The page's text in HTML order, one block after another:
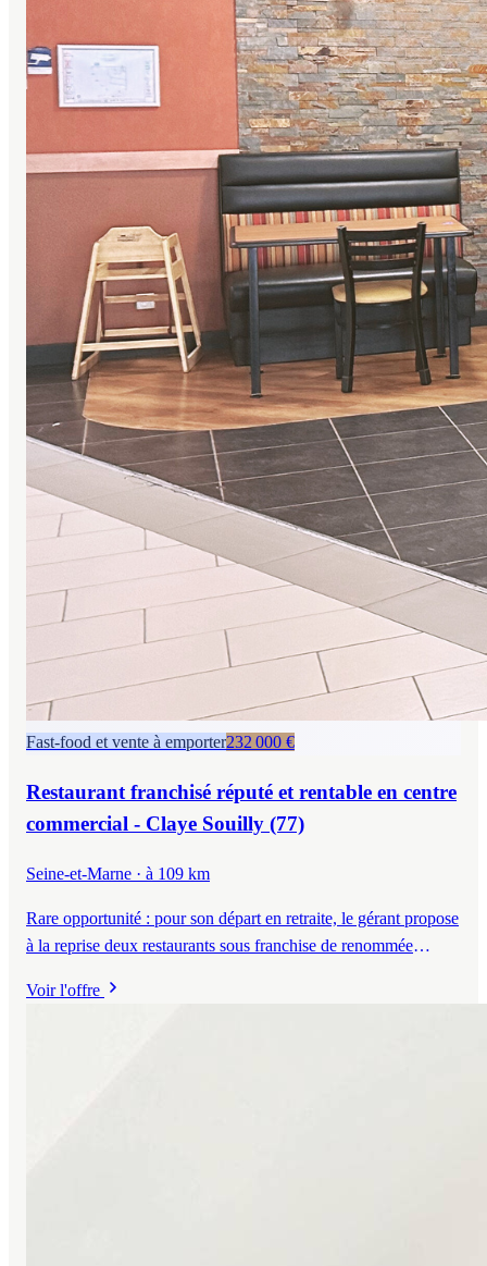
Fast-food et vente à emporter232 000 €
Restaurant franchisé réputé et rentable en centre
commercial - Claye Souilly (77)
Seine-et-Marne · à 109 km
Rare opportunité : pour son départ en retraite, le gérant propose
à la reprise deux restaurants sous franchise de renommée
Voir l'offre